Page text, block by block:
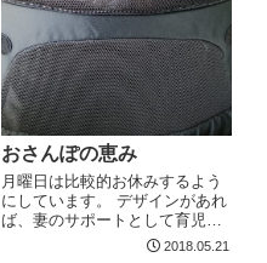
おさんぽの恵み
月曜日は比較的お休みするよう
にしています。 デザインがあれ
ば、妻のサポートとして育児を
します。 今は次女の午前おさん
2018.05.21